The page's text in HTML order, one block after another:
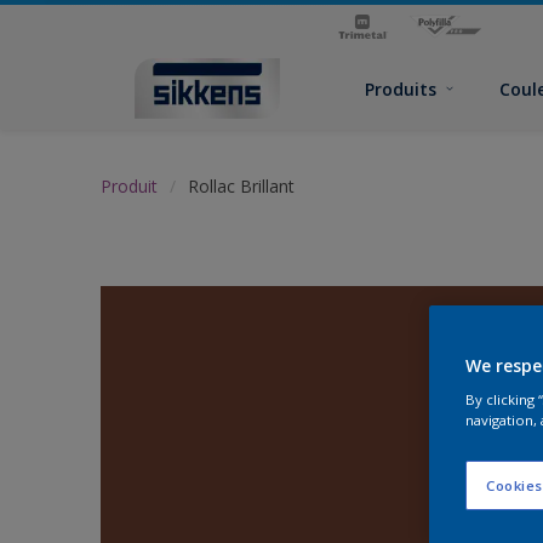
Produits
Produit Rollac Brillant
We
By clicking
navigation,